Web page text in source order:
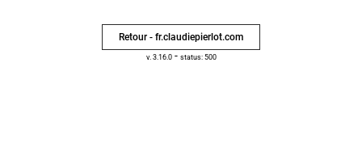
Retour - fr.claudiepierlot.com
v. 3.16.0- status: 500